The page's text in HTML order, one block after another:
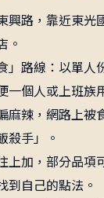
興路，靠近東光
。
」路線：以單人
一個人或上班族
麻辣，網路上被
殺手」。
上加，部分品項
到自己的點法。